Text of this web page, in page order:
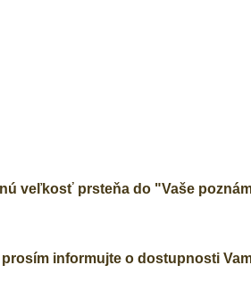
veľkosť prsteňa do "Vaše
informujte o dostupnosti